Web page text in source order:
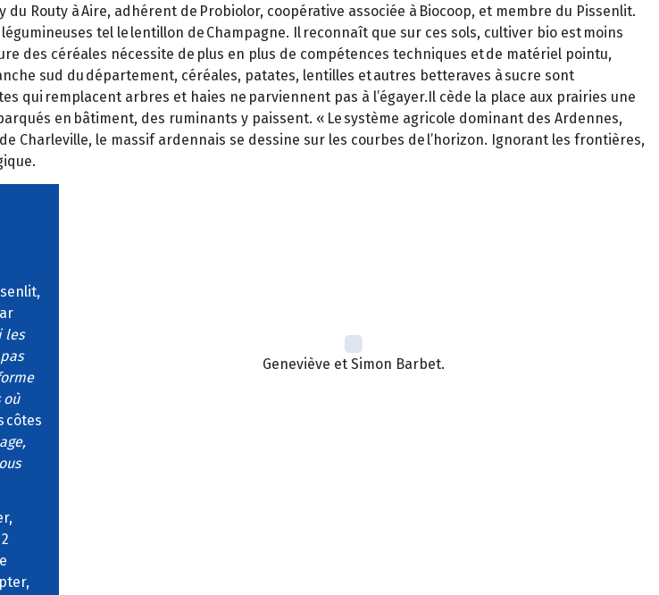
Routy à Aire, adhérent de Probiolor, coopérative associée à Biocoop, et membre du Pissenlit.
tel le lentillon de Champagne. Il reconnaît que sur ces sols, cultiver bio est moins
des céréales nécessite de plus en plus de compétences techniques et de matériel pointu,
sud du département, céréales, patates, lentilles et autres betteraves à sucre sont
qui remplacent arbres et haies ne parviennent pas à l’égayer.Il cède la place aux prairies une
en bâtiment, des ruminants y paissent. « Le système agricole dominant des Ardennes,
Charleville, le massif ardennais se dessine sur les courbes de l’horizon. Ignorant les frontières,
les
où
côtes
Geneviève et Simon Barbet.